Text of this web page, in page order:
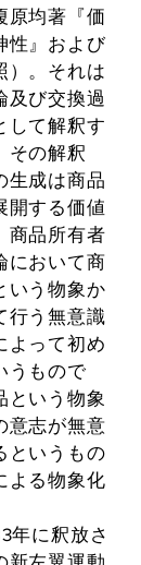
原均著『価
性』および
）。それは
及び交換過
して解釈す
その解釈
生成は商品
開する価値
商品所有者
において商
いう物象か
行う無意識
よって初め
うもので
という物象
意志が無意
というもの
よる物象化
年に釈放さ